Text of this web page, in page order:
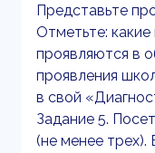
Представьте
Отметьте:
проявляются в
проявления
в свой
Задание 5.
(не менее